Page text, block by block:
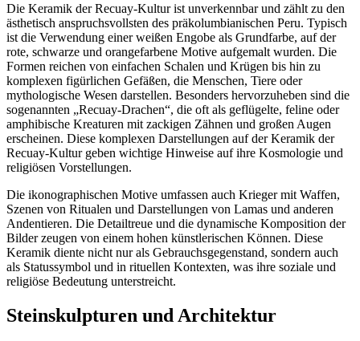
Die Keramik der Recuay-Kultur ist unverkennbar und zählt zu den
ästhetisch anspruchsvollsten des präkolumbianischen Peru. Typisch
ist die Verwendung einer weißen Engobe als Grundfarbe, auf der
rote, schwarze und orangefarbene Motive aufgemalt wurden. Die
Formen reichen von einfachen Schalen und Krügen bis hin zu
komplexen figürlichen Gefäßen, die Menschen, Tiere oder
mythologische Wesen darstellen. Besonders hervorzuheben sind die
sogenannten „Recuay-Drachen“, die oft als geflügelte, feline oder
amphibische Kreaturen mit zackigen Zähnen und großen Augen
erscheinen. Diese komplexen Darstellungen auf der Keramik der
Recuay-Kultur geben wichtige Hinweise auf ihre Kosmologie und
religiösen Vorstellungen.
Die ikonographischen Motive umfassen auch Krieger mit Waffen,
Szenen von Ritualen und Darstellungen von Lamas und anderen
Andentieren. Die Detailtreue und die dynamische Komposition der
Bilder zeugen von einem hohen künstlerischen Können. Diese
Keramik diente nicht nur als Gebrauchsgegenstand, sondern auch
als Statussymbol und in rituellen Kontexten, was ihre soziale und
religiöse Bedeutung unterstreicht.
Steinskulpturen und Architektur